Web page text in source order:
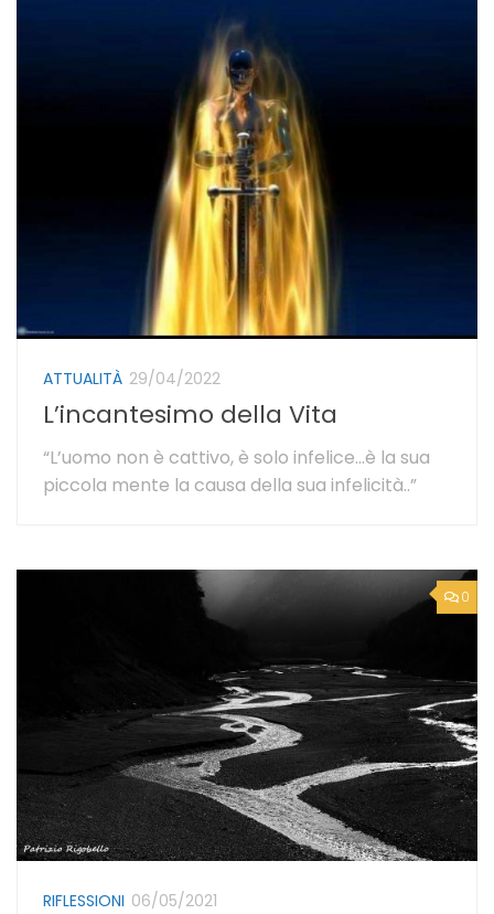
ATTUALITÀ 29/04/2022
L’incantesimo della Vita
“L’uomo non è cattivo, è solo infelice…è la sua
piccola mente la causa della sua infelicità..”
0
RIFLESSIONI 06/05/2021